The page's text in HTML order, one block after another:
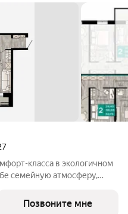
класса в экологичном
семейную атмосферу,
школы, детские
Позвоните мне